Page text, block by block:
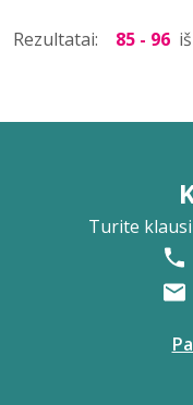
Rezultatai: 85 - 96 iš
Turite